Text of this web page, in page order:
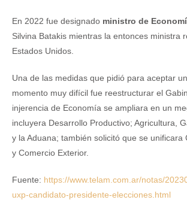
En 2022 fue designado ministro de
Silvina Batakis mientras la entonces ministra
Estados Unidos.
Una de las medidas que pidió para aceptar
momento muy difícil fue reestructurar el
injerencia de Economía se ampliara en un
incluyera Desarrollo Productivo; Agricultura,
y la Aduana; también solicitó que se unificara
y Comercio Exterior.
Fuente: https://www.telam.com.ar/notas/
uxp-candidato-presidente-elecciones.html